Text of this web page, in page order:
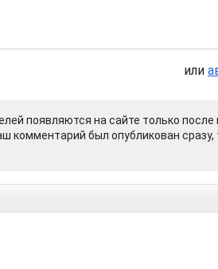
или
появляются на сайте только после
комментарий был опубликован сразу,